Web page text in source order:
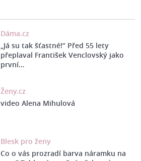
Dáma.cz
„Já su tak šťastné!“ Před 55 lety
přeplaval František Venclovský jako
první…
Ženy.cz
video Alena Mihulová
Blesk pro ženy
Co o vás prozradí barva náramku na